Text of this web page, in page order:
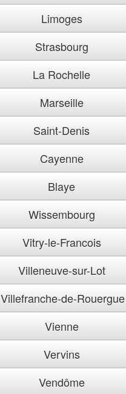
Limoges
Strasbourg
La Rochelle
Marseille
Saint-Denis
Cayenne
Blaye
Wissembourg
Vitry-le-Francois
Villeneuve-sur-Lot
Villefranche-de-Rouergue
Vienne
Vervins
Vendôme